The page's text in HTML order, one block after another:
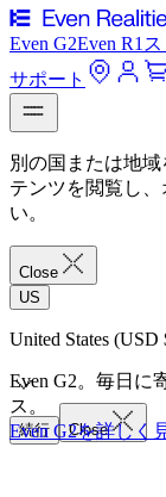
Even G2Even R1
サポート
別の国または地
テンツを閲覧し
い。
Close
US
United States (USD
続行 Close
Even G2。毎日に
ス。
Even G2を詳しく